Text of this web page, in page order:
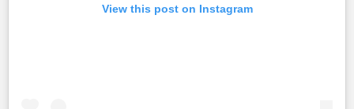
View this post on Instagram